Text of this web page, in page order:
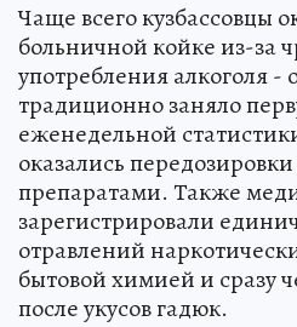
Чаще всего кузбассовцы
больничной койке из-за
употребления алкоголя -
традиционно заняло
еженедельной
оказались
препаратами. Также
зарегистрировали
отравлений
бытовой химией и сразу
после укусов гадюк.